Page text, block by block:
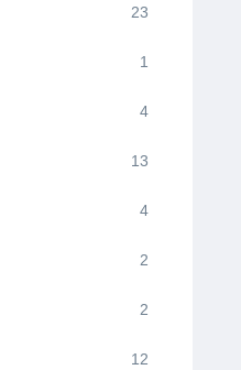
23
1
4
13
4
2
2
12